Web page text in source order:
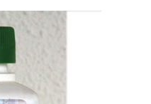
ズ
イス
ト